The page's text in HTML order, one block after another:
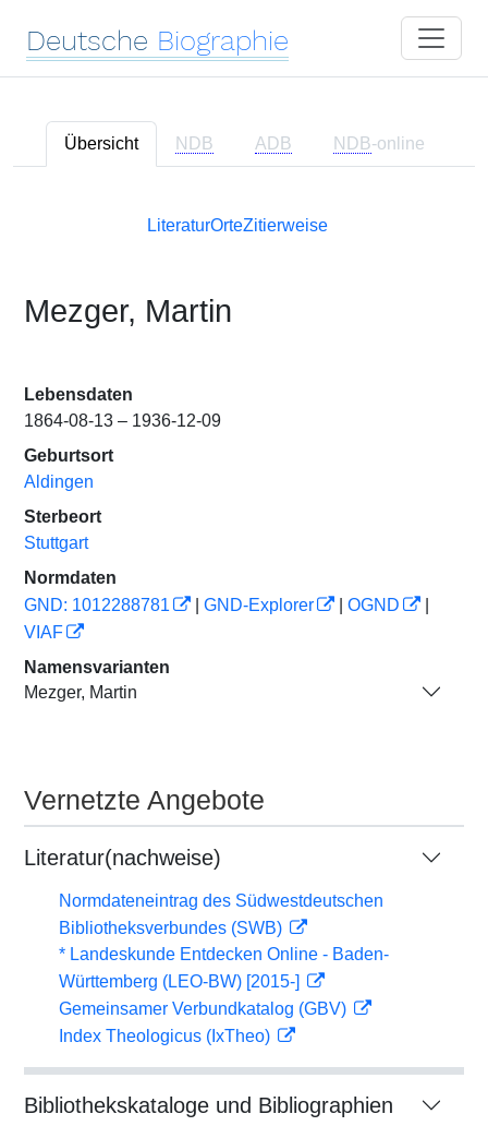
Deutsche Biographie
Übersicht NDB ADB NDB-online
LiteraturOrteZitierweise
Mezger, Martin
Lebensdaten
1864-08-13 – 1936-12-09
Geburtsort
Aldingen
Sterbeort
Stuttgart
Normdaten
GND: 1012288781
GND-Explorer OGND
VIAF
Namensvarianten
Mezger, Martin
Vernetzte Angebote
Literatur(nachweise)
Normdateneintrag des Südwestdeutschen
Bibliotheksverbundes (SWB)
* Landeskunde Entdecken Online - Baden-
Württemberg (LEO-BW) [2015-]
Gemeinsamer Verbundkatalog (GBV)
Index Theologicus (IxTheo)
Bibliothekskataloge und Bibliographien